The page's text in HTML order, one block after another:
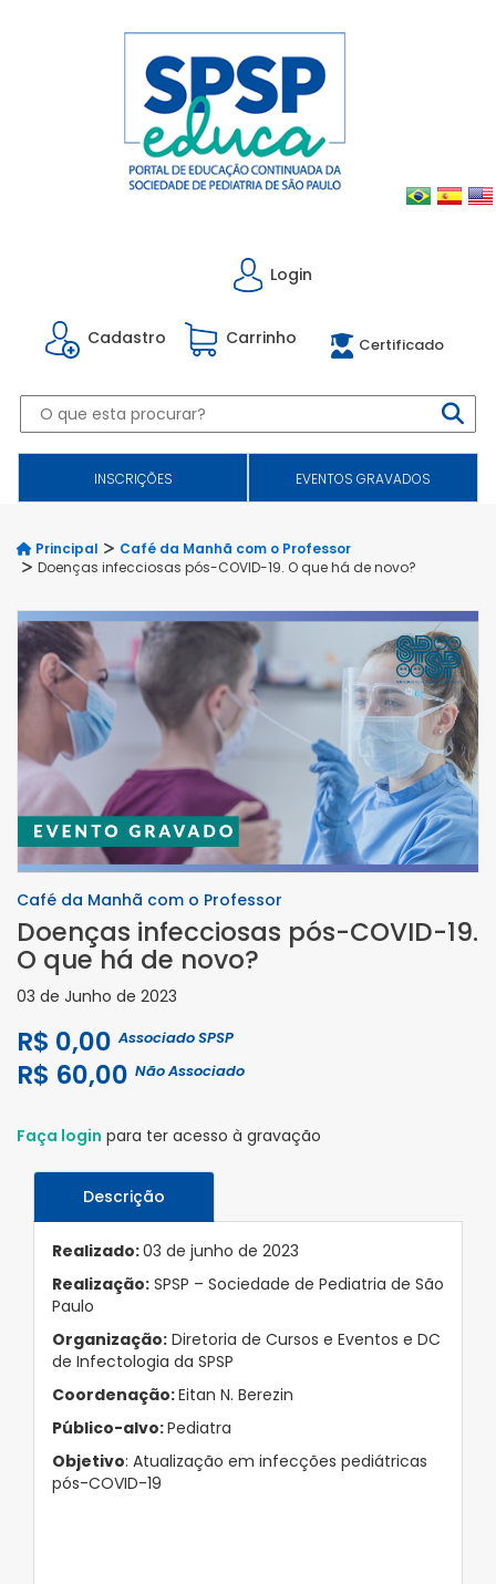
Login
Cadastro Carrinho Certificado
INSCRIÇÕES EVENTOS GRAVADOS
Principal
Café da Manhã com o Professor
Doenças infecciosas pós-COVID-19. O que há de novo?
Café da Manhã com o Professor
Doenças infecciosas pós-COVID-19.
O que há de novo?
03 de Junho de 2023
Associado SPSP
R$ 0,00
Não Associado
R$ 60,00
Faça login para ter acesso à gravação
Descrição
Realizado:03 de junho de 2023
Realização: SPSP – Sociedade de Pediatria de São
Paulo
Organização: Diretoria de Cursos e Eventos e DC
de Infectologia da SPSP
Coordenação:Eitan N. Berezin
Público-alvo:Pediatra
Objetivo: Atualização em infecções pediátricas
pós-COVID-19